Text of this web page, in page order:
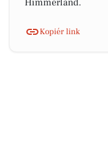
Himmerland.
Kopiér link